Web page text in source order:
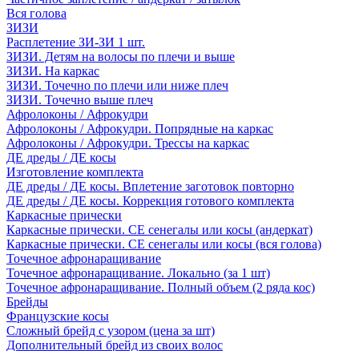
Вся голова
ЗИЗИ
Расплетение ЗИ-ЗИ 1 шт.
ЗИЗИ. Детям на волосы по плечи и выше
ЗИЗИ. На каркас
ЗИЗИ. Точечно по плечи или ниже плеч
ЗИЗИ. Точечно выше плеч
Афролоконы / Афрокудри
Афролоконы / Афрокудри. Попрядные на каркас
Афролоконы / Афрокудри. Трессы на каркас
ДЕ дреды / ДЕ косы
Изготовление комплекта
ДЕ дреды / ДЕ косы. Вплетение заготовок повторно
ДЕ дреды / ДЕ косы. Коррекция готового комплекта
Каркасные прически
Каркасные прически. СЕ сенегалы или косы (андеркат)
Каркасные прически. СЕ сенегалы или косы (вся голова)
Точечное афронаращивание
Точечное афронаращивание. Локально (за 1 шт)
Точечное афронаращивание. Полный объем (2 ряда кос)
Брейды
Французские косы
Сложный брейд с узором (цена за шт)
Дополнительный брейд из своих волос